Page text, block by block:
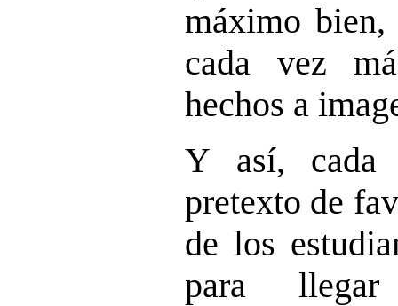
máximo bien,
cada vez
hechos a
Y así,
pretexto de
de los
para